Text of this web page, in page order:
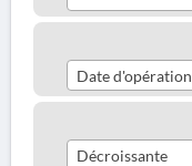
Date d'opération
Décroissante